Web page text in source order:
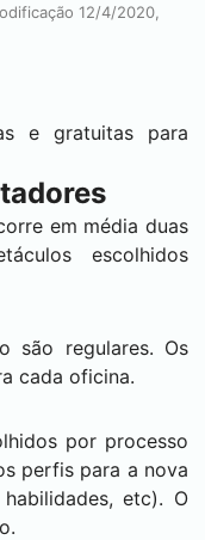
12/4/2020,
e gratuitas para
em média duas
escolhidos
são regulares. Os
cada oficina.
por processo
perfis para a nova
etc). O